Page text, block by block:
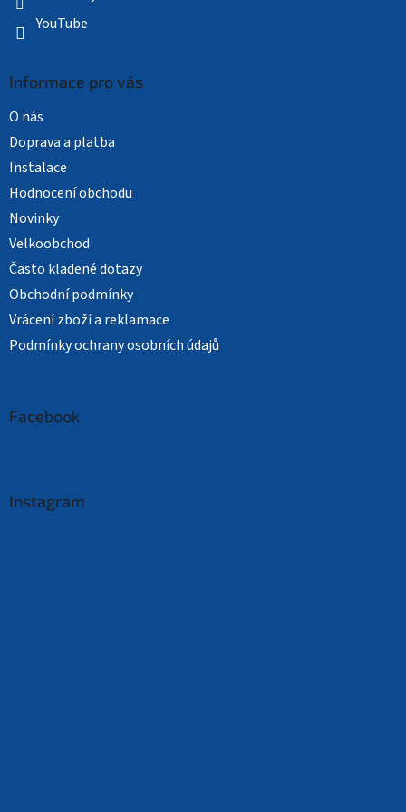
YouTube
Informace pro vás
O nás
Doprava a platba
Instalace
Hodnocení obchodu
Novinky
Velkoobchod
Často kladené dotazy
Obchodní podmínky
Vrácení zboží a reklamace
Podmínky ochrany osobních údajů
Facebook
Instagram